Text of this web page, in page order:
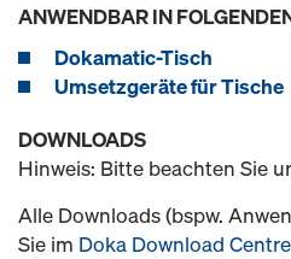
ANWENDBAR IN
Dokamatic-Tisch
Umsetzgeräte für Tische
DOWNLOADS
Hinweis: Bitte beachten Sie
Alle Downloads (bspw.
Sie im Doka Download Centre